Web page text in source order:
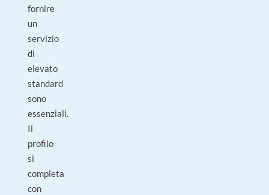
fornire
un
servizio
di
elevato
standard
sono
essenziali.
Il
profilo
si
completa
con